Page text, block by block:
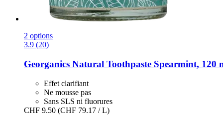
2 options
3.9 (20)
Georganics Natural Toothpaste Spearmint, 120
Effet clarifiant
Ne mousse pas
Sans SLS ni fluorures
CHF 9.50 (CHF 79.17 / L)